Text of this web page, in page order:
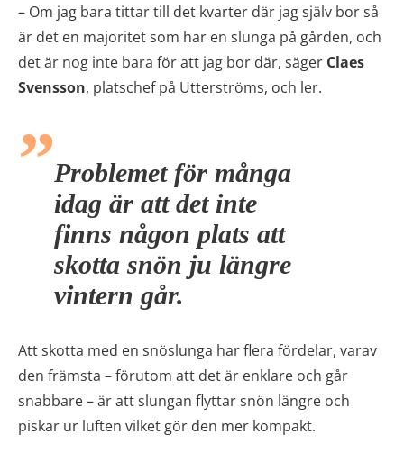
– Om jag bara tittar till det kvarter där jag själv bor så
är det en majoritet som har en slunga på gården, och
det är nog inte bara för att jag bor där, säger Claes
Svensson, platschef på Utterströms, och ler.
Problemet för många
idag är att det inte
finns någon plats att
skotta snön ju längre
vintern går.
Att skotta med en snöslunga har flera fördelar, varav
den främsta – förutom att det är enklare och går
snabbare – är att slungan flyttar snön längre och
piskar ur luften vilket gör den mer kompakt.